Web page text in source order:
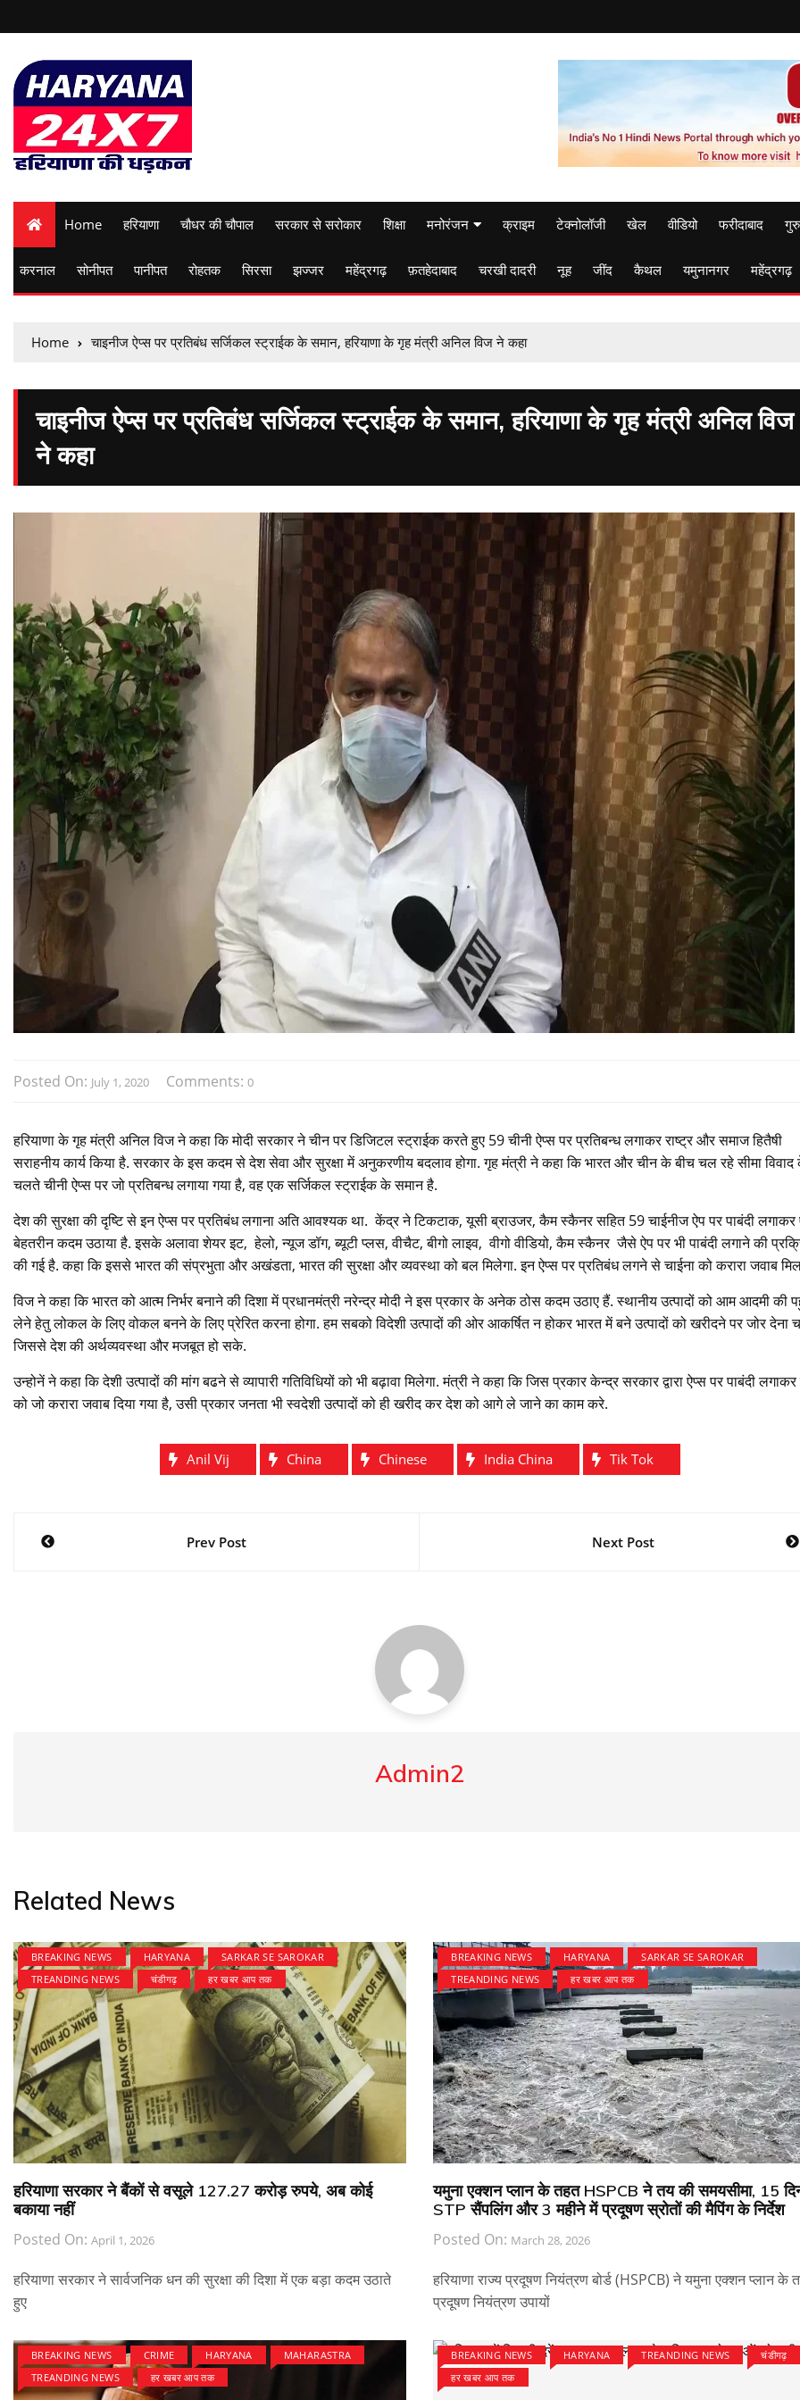
Home हरियाणा चौधर की चौपाल सरकार से सरोकार शिक्षा मनोरंजन क्राइम टेक्नोलॉजी खेल वीडियो फरीदाबाद
करनाल सोनीपत पानीपत रोहतक सिरसा झज्जर महेंद्रगढ़ फ़तहेदाबाद चरखी दादरी नूह जींद कैथल यमुनानगर महेंद्रगढ़
Home चाइनीज ऐप्स पर प्रतिबंध सर्जिकल स्ट्राईक के समान, हरियाणा के गृह मंत्री अनिल विज ने कहा
चाइनीज ऐप्स पर प्रतिबंध सर्जिकल स्ट्राईक के समान, हरियाणा के गृह मंत्री अनिल विज
ने कहा
Posted On: July 1, 2020 Comments: 0
हरियाणा के गृह मंत्री अनिल विज ने कहा कि मोदी सरकार ने चीन पर डिजिटल स्ट्राईक करते हुए 59 चीनी ऐप्स पर प्रतिबन्ध लगाकर राष्ट्र और समाज हितैषी
सराहनीय कार्य किया है. सरकार के इस कदम से देश सेवा और सुरक्षा में अनुकरणीय बदलाव होगा. गृह मंत्री ने कहा कि भारत और चीन के बीच चल रहे सीमा
चलते चीनी ऐप्स पर जो प्रतिबन्ध लगाया गया है, वह एक सर्जिकल स्ट्राईक के समान है.
देश की सुरक्षा की दृष्टि से इन ऐप्स पर प्रतिबंध लगाना अति आवश्यक था. केंद्र ने टिकटाक, यूसी ब्राउजर, कैम स्कैनर सहित 59 चाईनीज ऐप पर पाबंदी
बेहतरीन कदम उठाया है. इसके अलावा शेयर इट, हेलो, न्यूज डॉग, ब्यूटी प्लस, वीचैट, बीगो लाइव, वीगो वीडियो, कैम स्कैनर जैसे ऐप पर भी पाबंदी लगाने की
की गई है. कहा कि इससे भारत की संप्रभुता और अखंडता, भारत की सुरक्षा और व्यवस्था को बल मिलेगा. इन ऐप्स पर प्रतिबंध लगने से चाईना को करारा जवाब
विज ने कहा कि भारत को आत्म निर्भर बनाने की दिशा में प्रधानमंत्री नरेन्द्र मोदी ने इस प्रकार के अनेक ठोस कदम उठाए हैं. स्थानीय उत्पादों को आम आदमी की
लेने हेतु लोकल के लिए वोकल बनने के लिए प्रेरित करना होगा. हम सबको विदेशी उत्पादों की ओर आकर्षित न होकर भारत में बने उत्पादों को खरीदने पर जोर देना
जिससे देश की अर्थव्यवस्था और मजबूत हो सके.
उन्होनें ने कहा कि देशी उत्पादों की मांग बढने से व्यापारी गतिविधियों को भी बढ़ावा मिलेगा. मंत्री ने कहा कि जिस प्रकार केन्द्र सरकार द्वारा ऐप्स पर पाबंदी
को जो करारा जवाब दिया गया है, उसी प्रकार जनता भी स्वदेशी उत्पादों को ही खरीद कर देश को आगे ले जाने का काम करे.
Anil Vij China Chinese India China Tik Tok
Post
Prev Post Next Post
Admin2
Related News
BREAKING NEWS HARYANA
SARKAR SE SAROKAR
TREANDING NEWS
चंडीगढ़ हर खबर आप तक
हरियाणा सरकार ने बैंकों से वसूले 127.27 करोड़ रुपये, अब कोई
बकाया नहीं
Posted On: April 1, 2026
हरियाणा सरकार ने सार्वजनिक धन की सुरक्षा की दिशा में एक बड़ा कदम उठाते
हुए
BREAKING NEWS HARYANA
SARKAR SE SAROKAR
TREANDING NEWS
हर खबर आप तक
यमुना एक्शन प्लान के तहत HSPCB ने तय की समयसीमा, 15
STP सैंपलिंग और 3 महीने में प्रदूषण स्रोतों की मैपिंग के निर्देश
Posted On: March 28, 2026
हरियाणा राज्य प्रदूषण नियंत्रण बोर्ड (HSPCB) ने यमुना एक्शन प्लान के
प्रदूषण नियंत्रण उपायों
BREAKING NEWS CRIME HARYANA
MAHARASTRA
TREANDING NEWS
हर खबर आप तक
BREAKING NEWS HARYANA TREANDING NEWS
चंडीगढ़
हर खबर आप तक